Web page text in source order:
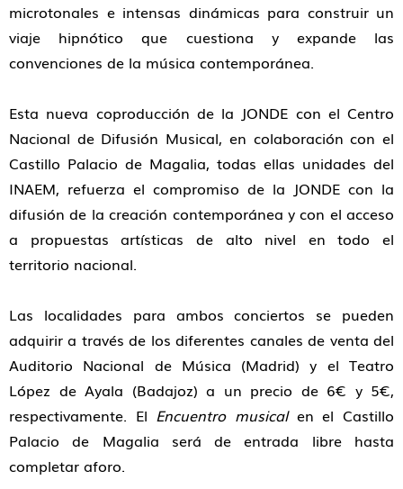
microtonales e intensas dinámicas para construir un
viaje hipnótico que cuestiona y expande las
convenciones de la música contemporánea.
Esta nueva coproducción de la JONDE con el Centro
Nacional de Difusión Musical, en colaboración con el
Castillo Palacio de Magalia, todas ellas unidades del
INAEM, refuerza el compromiso de la JONDE con la
difusión de la creación contemporánea y con el acceso
a propuestas artísticas de alto nivel en todo el
territorio nacional.
Las localidades para ambos conciertos se pueden
adquirir a través de los diferentes canales de venta del
Auditorio Nacional de Música (Madrid) y el Teatro
López de Ayala (Badajoz) a un precio de 6€ y 5€,
respectivamente. El Encuentro musical en el Castillo
Palacio de Magalia será de entrada libre hasta
completar aforo.